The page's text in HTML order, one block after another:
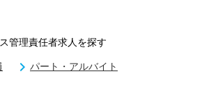
管理責任者求人を探す
パート・アルバイト